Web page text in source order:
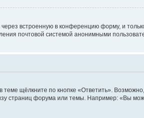
встроенную в конференцию форму, и
почтовой системой анонимными
щёлкните по кнопке «Ответить».
страниц форума или темы. Например: «Вы